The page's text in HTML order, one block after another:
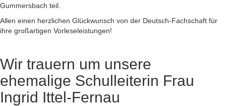
Gummersbach teil.
Allen einen herzlichen Glückwunsch von der Deutsch-Fachschaft für
ihre großartigen Vorleseleistungen!
Wir trauern um unsere
ehemalige Schulleiterin Frau
Ingrid Ittel-Fernau